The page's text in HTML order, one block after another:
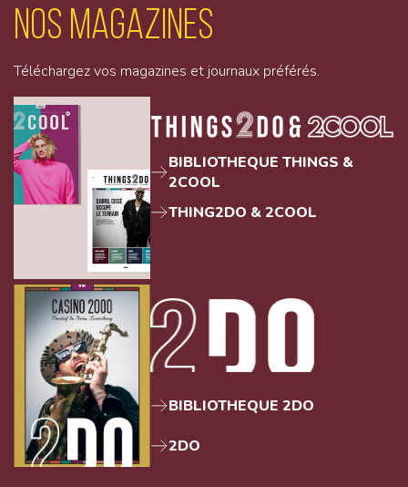
Nos magazines
Téléchargez vos magazines et journaux préférés.
BIBLIOTHEQUE THINGS &
2COOL
THING2DO & 2COOL
BIBLIOTHEQUE 2DO
2DO